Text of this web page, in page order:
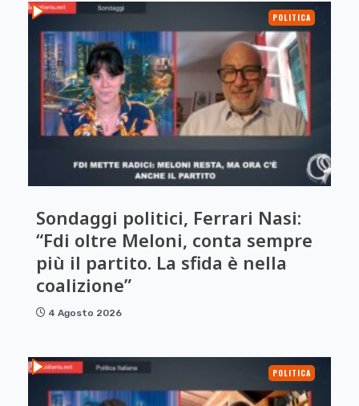
POLITICA
Sondaggi politici, Ferrari Nasi:
“Fdi oltre Meloni, conta sempre
più il partito. La sfida è nella
coalizione”
4 Agosto 2026
POLITICA